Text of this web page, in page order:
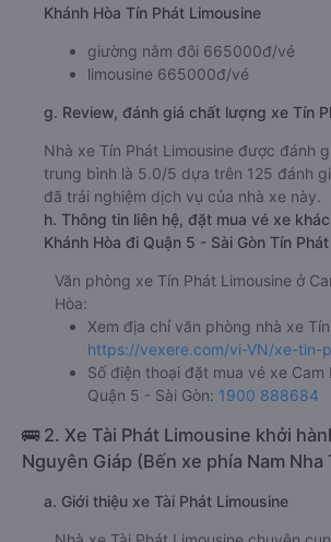
Khánh Hòa Tín Phát Limousine
giường nằm đôi 665000đ/vé
limousine 665000đ/vé
g. Review, đánh giá chất lượng xe Tín
Nhà xe Tín Phát Limousine được đánh
trung bình là 5.0/5 dựa trên 125 đánh
đã trải nghiệm dịch vụ của nhà xe này.
h. Thông tin liên hệ, đặt mua vé xe
Khánh Hòa đi Quận 5 - Sài Gòn Tín
Văn phòng xe Tín Phát Limousine ở
Hòa:
Xem địa chỉ văn phòng nhà xe
https://vexere.com/vi-VN/xe-tin-
Số điện thoại đặt mua vé xe Cam
Quận 5 - Sài Gòn: 1900 888684
🚌 2. Xe Tài Phát Limousine khởi
Nguyên Giáp (Bến xe phía Nam Nha
a. Giới thiệu xe Tài Phát Limousine